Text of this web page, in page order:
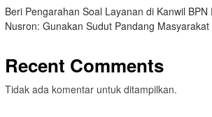
Beri Pengarahan Soal Layanan di Kanwil
Nusron: Gunakan Sudut Pandang Masyarakat
Recent Comments
Tidak ada komentar untuk ditampilkan.